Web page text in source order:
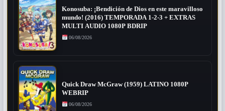
Konosuba: ¡Bendición de Dios en este maravilloso
mundo! (2016) TEMPORADA 1-2-3 + EXTRAS
MULTI AUDIO 1080P BDRIP
06/08/2026
Quick Draw McGraw (1959) LATINO 1080P
WEBRIP
06/08/2026